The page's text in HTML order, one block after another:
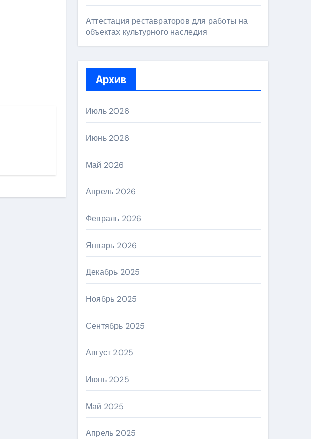
Аттестация реставраторов для работы на
объектах культурного наследия
Архив
Июль 2026
Июнь 2026
Май 2026
Апрель 2026
Февраль 2026
Январь 2026
Декабрь 2025
Ноябрь 2025
Сентябрь 2025
Август 2025
Июнь 2025
Май 2025
Апрель 2025